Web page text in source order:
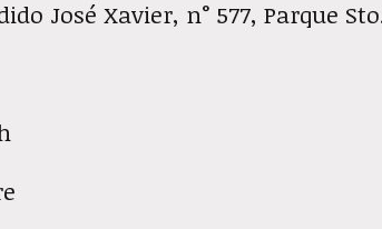
José Xavier, n° 577, Parque